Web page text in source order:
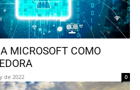
MICROSOFT COMO
de 2022 0